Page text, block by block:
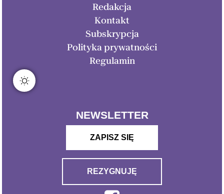
Redakcja
Kontakt
Subskrypcja
Polityka prywatności
Regulamin
NEWSLETTER
ZAPISZ SIĘ
REZYGNUJĘ